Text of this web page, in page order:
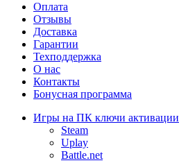
Оплата
Отзывы
Доставка
Гарантии
Техподдержка
О нас
Контакты
Бонусная программа
Игры на ПК ключи активации
Steam
Uplay
Battle.net